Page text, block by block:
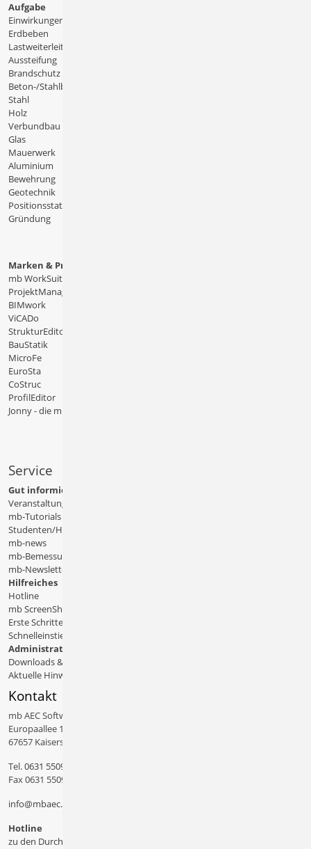
Aufgabe
Einwirkungen
Erdbeben
Lastweiterleitung
Aussteifung
Brandschutz
Beton-/Stahlbeton
Stahl
Holz
Verbundbau
Glas
Mauerwerk
Aluminium
Bewehrung
Geotechnik
Positionsstatik
Gründung
Marken & Produkte
mb WorkSuite
ProjektManager
BIMwork
ViCADo
StrukturEditor
BauStatik
MicroFe
EuroSta
CoStruc
ProfilEditor
Jonny - die mb-App
Service
Gut informiert
Veranstaltungen
mb-Tutorials
Studenten/Hochschule
mb-news
mb-Bemessungstafeln
mb-Newsletter
Hilfreiches
Hotline
mb ScreenShare
Erste Schritte
Schnelleinstiege & Doku
Administratives
Downloads & Patches
Aktuelle Hinweise
Kontakt
mb AEC Software GmbH
Europaallee 14
67657 Kaiserslautern
Tel.0631 550999 11
Fax 0631 550999 20
info@mbaec.de
Hotline
zu den Durchwahlen